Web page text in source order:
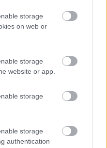
storage
on web or
storage
website or app.
storage
storage
authentication
02/05/2024alle 10:37:35
questa pressione. queste
sono troppo deboli.
risposta.
dietro.